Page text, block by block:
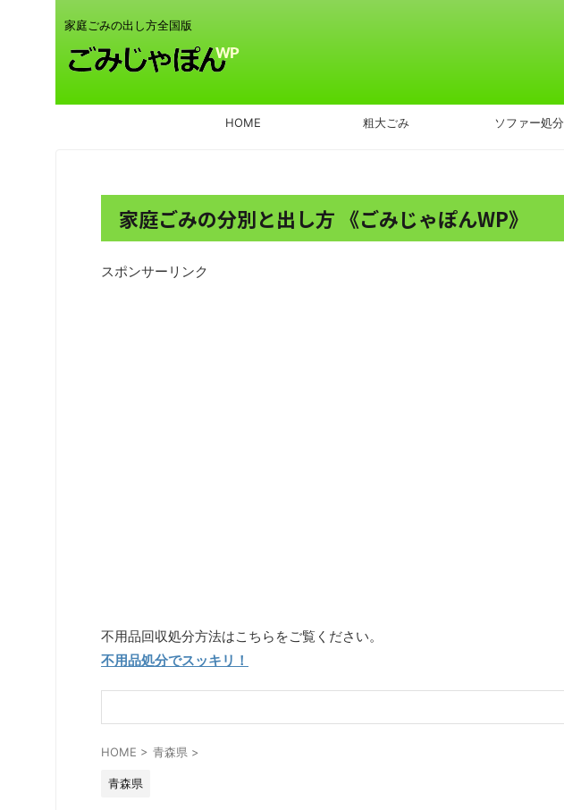
家庭ごみの出し方全国版
HOME 粗大ごみ ソファー処分
家庭ごみの分別と出し方 《ごみじゃぽんWP》
スポンサーリンク
不用品回収処分方法はこちらをご覧ください。
不用品処分でスッキリ！
HOME > 青森県 >
青森県